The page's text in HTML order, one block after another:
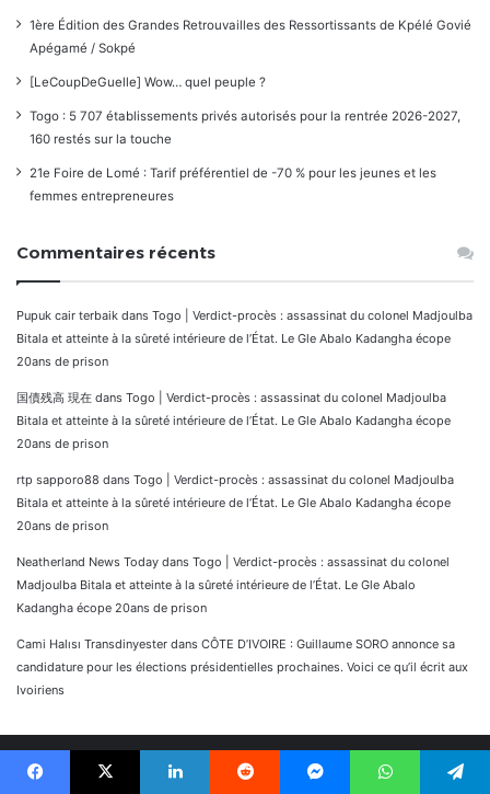
1ère Édition des Grandes Retrouvailles des Ressortissants de Kpélé Govié
Apégamé / Sokpé
[LeCoupDeGuelle] Wow… quel peuple ?
Togo : 5 707 établissements privés autorisés pour la rentrée 2026-2027,
160 restés sur la touche
21e Foire de Lomé : Tarif préférentiel de -70 % pour les jeunes et les
femmes entrepreneures
Commentaires récents
Pupuk cair terbaik dans Togo | Verdict-procès : assassinat du colonel Madjoulba
Bitala et atteinte à la sûreté intérieure de l’État. Le Gle Abalo Kadangha écope
20ans de prison
国債残高 現在 dans Togo | Verdict-procès : assassinat du colonel Madjoulba
Bitala et atteinte à la sûreté intérieure de l’État. Le Gle Abalo Kadangha écope
20ans de prison
rtp sapporo88 dans Togo | Verdict-procès : assassinat du colonel Madjoulba
Bitala et atteinte à la sûreté intérieure de l’État. Le Gle Abalo Kadangha écope
20ans de prison
Neatherland News Today dans Togo | Verdict-procès : assassinat du colonel
Madjoulba Bitala et atteinte à la sûreté intérieure de l’État. Le Gle Abalo
Kadangha écope 20ans de prison
Cami Halısı Transdinyester dans CÔTE D’IVOIRE : Guillaume SORO annonce sa
candidature pour les élections présidentielles prochaines. Voici ce qu’il écrit aux
Ivoiriens